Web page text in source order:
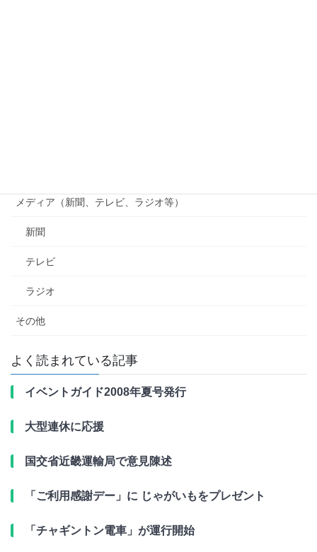
メディア（新聞、テレビ、ラジオ等）
新聞
テレビ
ラジオ
その他
よく読まれている記事
イベントガイド2008年夏号発行
大型連休に応援
国交省近畿運輸局で意見陳述
「ご利用感謝デー」に じゃがいもをプレゼント
「チャギントン電車」が運行開始